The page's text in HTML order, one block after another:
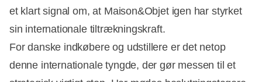
et klart signal om, at Maison&Objet igen har styrket
sin internationale tiltrækningskraft.
For danske indkøbere og udstillere er det netop
denne internationale tyngde, der gør messen til et